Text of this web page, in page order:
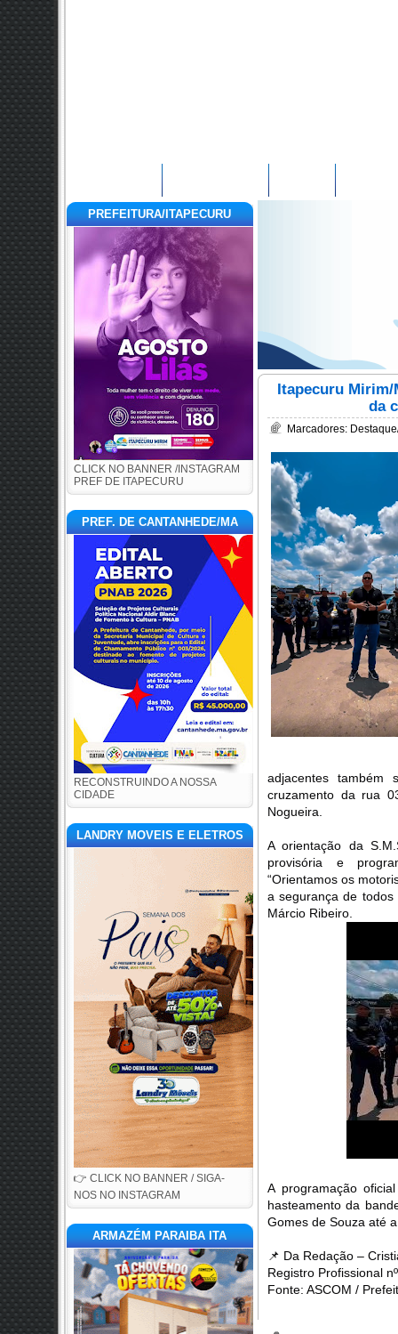
PREFEITURA/ITAPECURU
CLICK NO BANNER /INSTAGRAM
PREF DE ITAPECURU
PREF. DE CANTANHEDE/MA
RECONSTRUINDO A NOSSA
CIDADE
LANDRY MOVEIS E ELETROS
👉 CLICK NO BANNER / SIGA-
NOS NO INSTAGRAM
ARMAZÉM PARAIBA ITA
Itapecuru
da
Marcadores:
adjacentes também
cruzamento da rua
Nogueira.
A orientação da
provisória e
“Orientamos os
a segurança de todos
Márcio Ribeiro.
A programação
hasteamento da
Gomes de Souza até
📌 Da Redação –
Registro Profissional
Fonte: ASCOM /